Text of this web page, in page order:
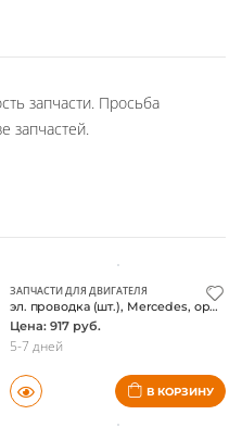
запчасти. Просьба
запчастей.
ЗАПЧАСТИ ДЛЯ ДВИГАТЕЛЯ
эл. проводка (шт.), Mercedes, оригинал
Цена: 917 руб.
5-7 дней
В КОРЗИНУ